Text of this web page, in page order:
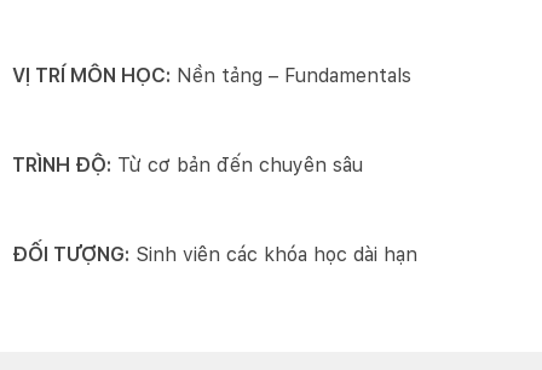
VỊ TRÍ MÔN HỌC: Nền tảng – Fundamentals
TRÌNH ĐỘ: Từ cơ bản đến chuyên sâu
ĐỐI TƯỢNG: Sinh viên các khóa học dài hạn